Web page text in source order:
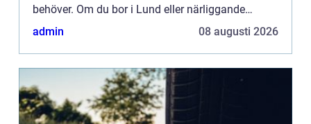
behöver. Om du bor i Lund eller närliggande
områden är det viktigt att hitta en lokal bilverkstad
admin 08 augusti 2026